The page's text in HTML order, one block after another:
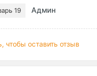
19 Админ
чтобы оставить отзыв